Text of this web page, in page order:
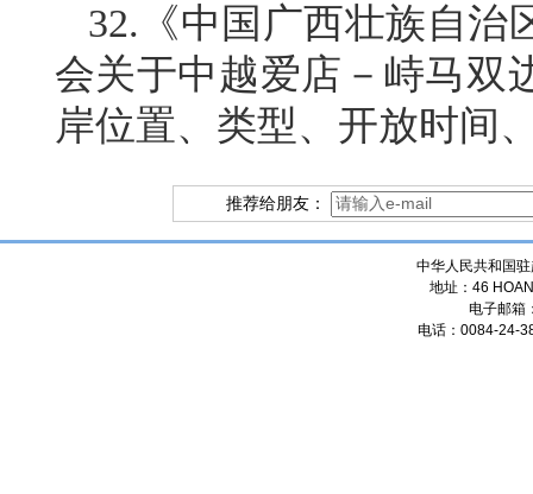
32.《中国广西壮族自治
会关于中越爱店－峙马双
岸位置、类型、开放时间
推荐给朋友：
中华人民共和国
地址：46
电子邮箱
电话：0084-24-